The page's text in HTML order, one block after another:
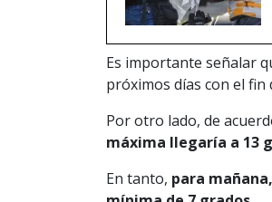
Es importante señalar
próximos días con el
Por otro lado, de
máxima llegaría a 13
En tanto, para